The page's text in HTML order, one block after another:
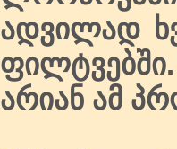
ადვილად
ფილტვებში.
არიან ამ